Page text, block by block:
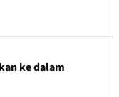
ke dalam